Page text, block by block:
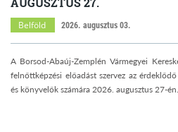
Belföld 2026. augusztus 03.
A Borsod-Abaúj-Zemplén Vármegyei
felnőttképzési előadást szervez az
és könyvelők számára 2026. augusztus 27-én.